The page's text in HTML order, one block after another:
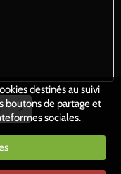
>
destinés au suivi
boutons de partage et
sociales.